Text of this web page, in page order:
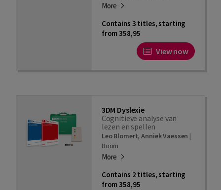
More
Contains 3 titles, starting
from 358,95
View now
3DM Dyslexie
Cognitieve analyse van
lezen en spellen
Leo Blomert,Anniek Vaessen |
Boom
More
Contains 2 titles, starting
from 358,95